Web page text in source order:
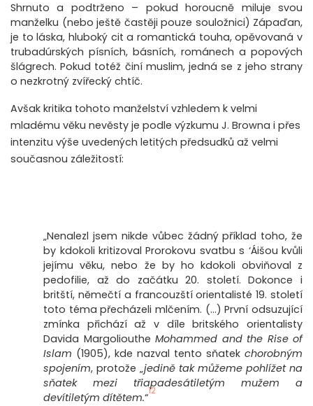
Shrnuto a podtrženo – pokud horoucně miluje svou
manželku (nebo ještě častěji pouze souložnici) Zápaďan,
je to láska, hluboký cit a romantická touha, opěvovaná v
trubadúrských písních, básních, románech a popových
šlágrech. Pokud totéž činí muslim, jedná se z jeho strany
o nezkrotný zvířecký chtíč.
Avšak kritika tohoto manželství vzhledem k velmi
mladému věku nevěsty je podle výzkumu J. Browna i přes
intenzitu výše uvedených letitých předsudků až velmi
současnou záležitostí:
„Nenalezl jsem nikde vůbec žádný příklad toho, že
by kdokoli kritizoval Prorokovu svatbu s ‘Áišou kvůli
jejímu věku, nebo že by ho kdokoli obviňoval z
pedofilie, až do začátku 20. století. Dokonce i
britští, němečtí a francouzští orientalisté 19. století
toto téma přecházeli mlčením. (…) První odsuzující
zmínka přichází až v díle britského orientalisty
Davida MargolioutheMohammed and the Rise of
Islam (1905), kde nazval tento sňatek chorobným
spojením, protože „jedině tak můžeme pohlížet na
sňatek mezi třiapadesátiletým mužem a
devítiletým dítětem.“
12